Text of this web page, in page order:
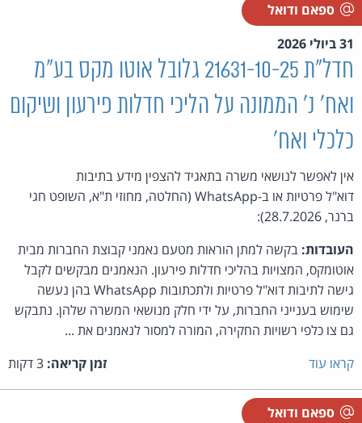
ספאם ודואל
31 ביולי 2026
חדל"ת 21631-10-25 גלובל אוטו מקס בע״מ
ואח' נ' הממונה על הליכי חדלות פירעון ושיקום
כלכלי ואח'
אין לאפשר לנושאי משרה בתאגיד להצפין מידע בתיבות
דוא"ל פרטיות או ב-WhatsApp (החלטה, מחוזי ת"א, השופט חגי
ברנר, 28.7.2026):
העובדות: בקשה למתן הוראות מטעם נאמני קבוצת החברות מבית
אוטומקס, המצויות בהליכי חדלות פירעון. הנאמנים מבקשים לקבל
גישה לתיבות דוא"ל פרטיות ולתכתובות WhatsApp בהן נעשה
שימוש בענייני החברות, על ידי חלק מנושאי המשרה שלהן. נתבקש
גם צו כלפי רשויות החקירה, המורה למסור לנאמנים את ...
קראו עוד
זמן קריאה:
ספאם ודואל